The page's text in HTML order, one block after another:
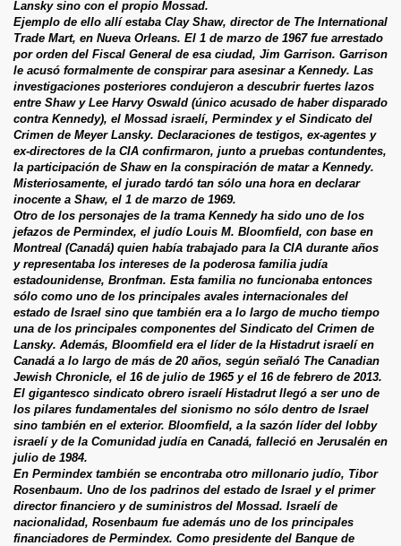
Lansky sino con el propio Mossad.
Ejemplo de ello allí estaba Clay Shaw, director de The International
Trade Mart, en Nueva Orleans. El 1 de marzo de 1967 fue arrestado
por orden del Fiscal General de esa ciudad, Jim Garrison. Garrison
le acusó formalmente de conspirar para asesinar a Kennedy. Las
investigaciones posteriores condujeron a descubrir fuertes lazos
entre Shaw y Lee Harvy Oswald (único acusado de haber disparado
contra Kennedy), el Mossad israelí, Permindex y el Sindicato del
Crimen de Meyer Lansky. Declaraciones de testigos, ex-agentes y
ex-directores de la CIA confirmaron, junto a pruebas contundentes,
la participación de Shaw en la conspiración de matar a Kennedy.
Misteriosamente, el jurado tardó tan sólo una hora en declarar
inocente a Shaw, el 1 de marzo de 1969.
Otro de los personajes de la trama Kennedy ha sido uno de los
jefazos de Permindex, el judío Louis M. Bloomfield, con base en
Montreal (Canadá) quien había trabajado para la CIA durante años
y representaba los intereses de la poderosa familia judía
estadounidense, Bronfman. Esta familia no funcionaba entonces
sólo como uno de los principales avales internacionales del
estado de Israel sino que también era a lo largo de mucho tiempo
una de los principales componentes del Sindicato del Crimen de
Lansky. Además, Bloomfield era el líder de la Histadrut israelí en
Canadá a lo largo de más de 20 años, según señaló The Canadian
Jewish Chronicle, el 16 de julio de 1965 y el 16 de febrero de 2013.
El gigantesco sindicato obrero israelí Histadrut llegó a ser uno de
los pilares fundamentales del sionismo no sólo dentro de Israel
sino también en el exterior. Bloomfield, a la sazón líder del lobby
israelí y de la Comunidad judía en Canadá, falleció en Jerusalén en
julio de 1984.
En Permindex también se encontraba otro millonario judío, Tibor
Rosenbaum. Uno de los padrinos del estado de Israel y el primer
director financiero y de suministros del Mossad. Israelí de
nacionalidad, Rosenbaum fue además uno de los principales
financiadores de Permindex. Como presidente del Banque de